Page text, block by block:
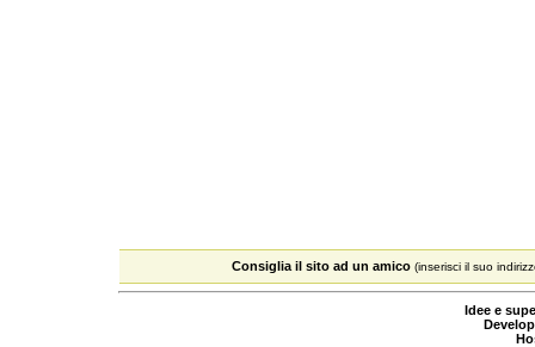
Consiglia il sito ad un amico (inserisci il suo
Idee e